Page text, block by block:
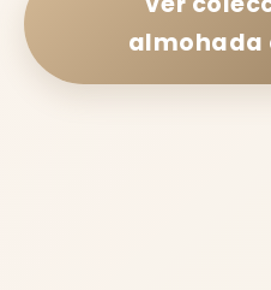
almohada